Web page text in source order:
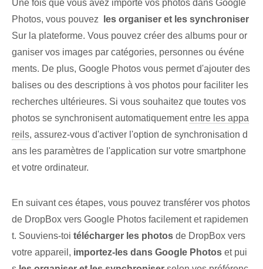
Une fois​ que vous avez importé vos photos dans Google
Photos,⁤ vous pouvez ⁤
les organiser et les synchroniser
Sur la plateforme. ⁢Vous pouvez‌ créer‍ des albums pour or
ganiser vos images par catégories, personnes ou événe
ments. De plus, Google Photos vous permet d'ajouter des
balises ou des descriptions à vos photos pour faciliter les
recherches ultérieures. Si vous souhaitez que toutes vos
photos se synchronisent automatiquemententre les appa
reils, assurez-vous d'activer l'option de synchronisation d
ans les paramètres de l'application sur votre smartphone
et votre ordinateur.
En suivant ces étapes, vous pouvez transférer vos photos
de DropBox vers Google Photos facilement et rapidemen
t. Souviens-toi télécharger les photos de DropBox‌ vers⁢
votre appareil, importez-les⁢ dans Google Photos et pui